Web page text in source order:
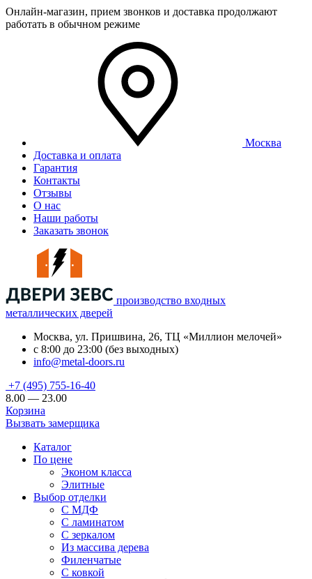
Онлайн-магазин, прием звонков и доставка продолжают
работать в обычном режиме
Москва
Доставка и оплата
Гарантия
Контакты
Отзывы
О нас
Наши работы
Заказать звонок
производство входных
металлических дверей
Москва, ул. Пришвина, 26, ТЦ «Миллион мелочей»
с 8:00 до 23:00 (без выходных)
info@metal-doors.ru
+7 (495) 755-16-40
8.00 — 23.00
Корзина
Вызвать замерщика
Каталог
По цене
Эконом класса
Элитные
Выбор отделки
С МДФ
С ламинатом
С зеркалом
Из массива дерева
Филенчатые
С ковкой